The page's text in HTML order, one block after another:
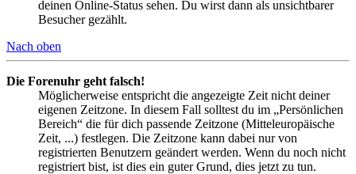
deinen Online-Status sehen. Du wirst dann als unsichtbarer
Besucher gezählt.
Nach oben
Die Forenuhr geht falsch!
Möglicherweise entspricht die angezeigte Zeit nicht deiner
eigenen Zeitzone. In diesem Fall solltest du im „Persönlichen
Bereich“ die für dich passende Zeitzone (Mitteleuropäische
Zeit, ...) festlegen. Die Zeitzone kann dabei nur von
registrierten Benutzern geändert werden. Wenn du noch nicht
registriert bist, ist dies ein guter Grund, dies jetzt zu tun.